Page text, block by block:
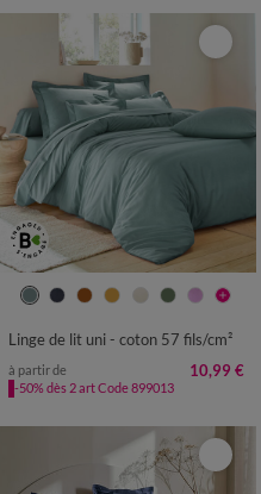
Linge de lit uni - coton 57 fils/cm²
à partir de 10,99 €
-50% dès 2 art Code 899013